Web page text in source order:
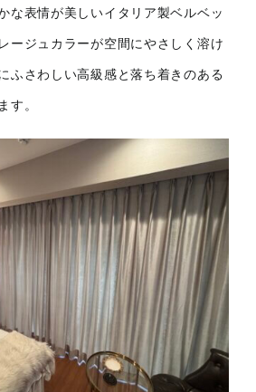
な表情が美しいイタリア製ベルベッ
ージュカラーが空間にやさしく溶け
ふさわしい高級感と落ち着きのある
す。